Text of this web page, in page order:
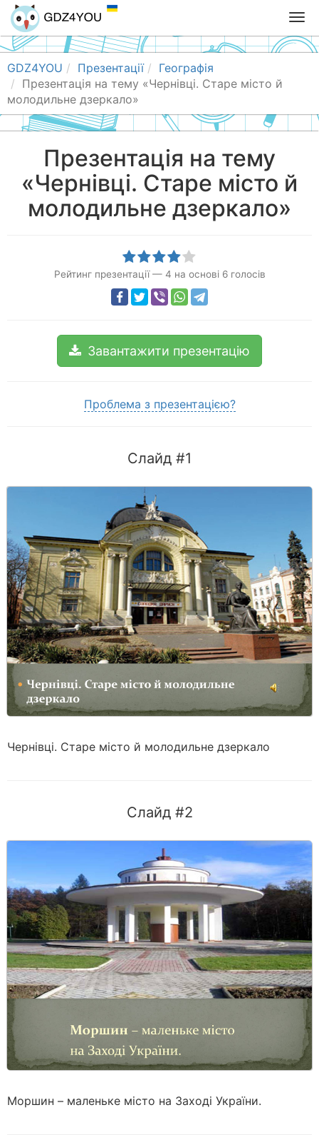
T
o
g
n
a
GDZ4YOU Презентації
Географія
Презентація на тему «Чернівці. Старе місто й
молодильне дзеркало»
Презентація на тему
«Чернівці. Старе місто й
молодильне дзеркало»
Рейтинг презентації — 4 на основі 6голосів
Завантажити презентацію
Проблема з презентацією?
Слайд #1
Чернівці. Старе місто й молодильне дзеркало
Слайд #2
Моршин – маленьке місто на Заході України.